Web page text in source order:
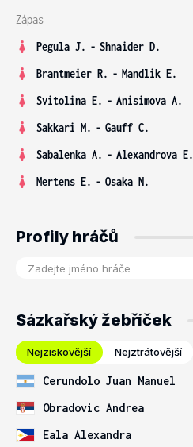
Zápas
Pegula J. - Shnaider D.
Brantmeier R. - Mandlik E.
Svitolina E. - Anisimova A.
Sakkari M. - Gauff C.
Sabalenka A. - Alexandrova E.
Mertens E. - Osaka N.
Profily hráčů
Sázkařský žebříček
Nejziskovější Nejztrátovější
Cerundolo Juan Manuel
Obradovic Andrea
Eala Alexandra